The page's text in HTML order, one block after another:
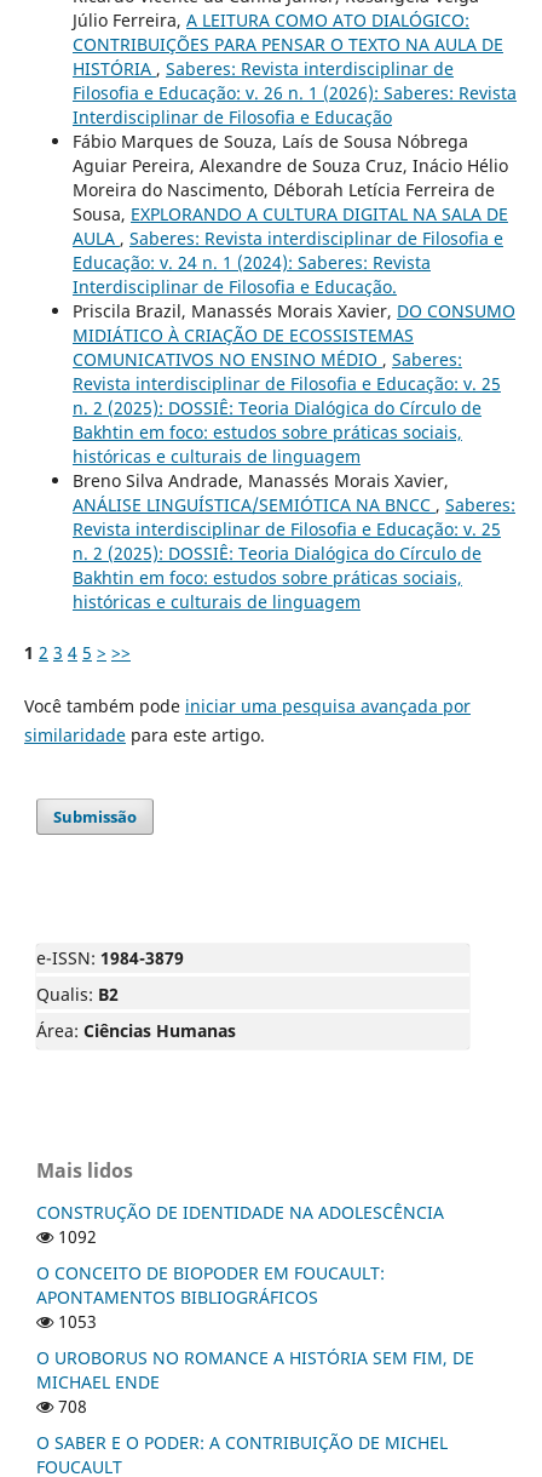
Júlio Ferreira, A LEITURA COMO ATO DIALÓGICO:
CONTRIBUIÇÕES PARA PENSAR O TEXTO NA AULA DE
HISTÓRIA , Saberes: Revista interdisciplinar de
Filosofia e Educação: v. 26 n. 1 (2026): Saberes: Revista
Interdisciplinar de Filosofia e Educação
Fábio Marques de Souza, Laís de Sousa Nóbrega
Aguiar Pereira, Alexandre de Souza Cruz, Inácio Hélio
Moreira do Nascimento, Déborah Letícia Ferreira de
Sousa, EXPLORANDO A CULTURA DIGITAL NA SALA DE
AULA , Saberes: Revista interdisciplinar de Filosofia e
Educação: v. 24 n. 1 (2024): Saberes: Revista
Interdisciplinar de Filosofia e Educação.
Priscila Brazil, Manassés Morais Xavier, DO CONSUMO
MIDIÁTICO À CRIAÇÃO DE ECOSSISTEMAS
COMUNICATIVOS NO ENSINO MÉDIO , Saberes:
Revista interdisciplinar de Filosofia e Educação: v. 25
n. 2 (2025): DOSSIÊ: Teoria Dialógica do Círculo de
Bakhtin em foco: estudos sobre práticas sociais,
históricas e culturais de linguagem
Breno Silva Andrade, Manassés Morais Xavier,
ANÁLISE LINGUÍSTICA/SEMIÓTICA NA BNCC , Saberes:
Revista interdisciplinar de Filosofia e Educação: v. 25
n. 2 (2025): DOSSIÊ: Teoria Dialógica do Círculo de
Bakhtin em foco: estudos sobre práticas sociais,
históricas e culturais de linguagem
1 2 3 4 5 > >>
Você também pode iniciar uma pesquisa avançada por
similaridadepara este artigo.
Submissão
e-ISSN: 1984-3879
Qualis: B2
Área: Ciências Humanas
Mais lidos
CONSTRUÇÃO DE IDENTIDADE NA ADOLESCÊNCIA
1092
O CONCEITO DE BIOPODER EM FOUCAULT:
APONTAMENTOS BIBLIOGRÁFICOS
1053
O UROBORUS NO ROMANCE A HISTÓRIA SEM FIM, DE
MICHAEL ENDE
708
O SABER E O PODER: A CONTRIBUIÇÃO DE MICHEL
FOUCAULT